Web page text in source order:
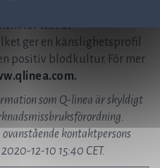
för test av
ger en känslighetsprofil
positiv blodkultur. För mer
som Q-linea är skyldigt
kontaktpersons
12-10 15:40 CET.